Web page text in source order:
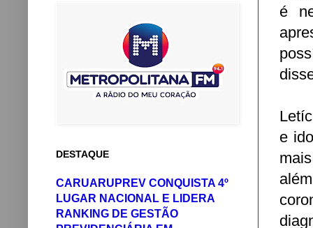
é
e
DESTAQUE
CARUARUPREV CONQUISTA 4º
LUGAR NACIONAL E LIDERA
RANKING DE GESTÃO